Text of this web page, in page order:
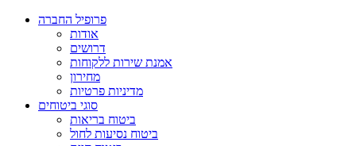
פרופיל החברה
אודות
דרושים
אמנת שירות ללקוחות
מחירון
מדיניות פרטיות
סוגי ביטוחים
ביטוח בריאות
ביטוח נסיעות לחול